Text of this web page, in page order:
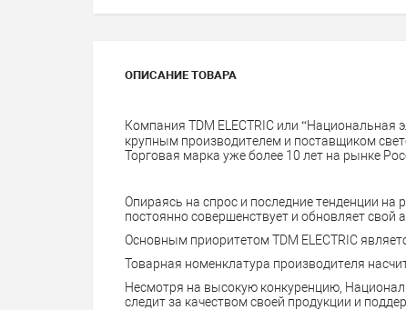
ОПИСАНИЕ ТОВАРА
Компания TDM ELECTRIC или “Национальная
крупным производителем и поставщиком
Торговая марка уже более 10 лет на рынке
Опираясь на спрос и последние тенденции на
постоянно совершенствует и обновляет свой
Основным приоритетом TDM ELECTRIC
Товарная номенклатура производителя
Несмотря на высокую конкуренцию,
следит за качеством своей продукции и